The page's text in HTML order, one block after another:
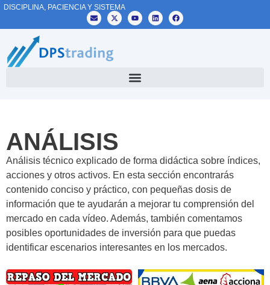
DISCIPLINA, PACIENCIA Y SISTEMA
ANÁLISIS
Análisis técnico explicado de forma didáctica sobre índices,
acciones y otros activos. En esta sección encontrarás
contenido conciso y práctico, con pequeñas dosis de
información que te ayudarán a mejorar tu comprensión del
mercado en cada vídeo. Además, también comentamos
posibles oportunidades de inversión para que puedas
identificar escenarios interesantes en los mercados.